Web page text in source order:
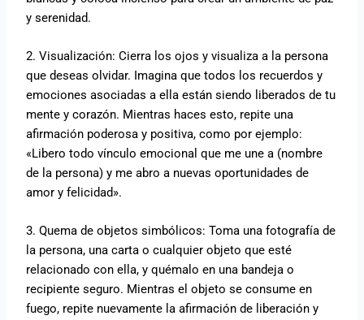
y serenidad.
2. Visualización: Cierra los ojos y visualiza a la persona
que deseas olvidar. Imagina que todos los recuerdos y
emociones asociadas a ella están siendo liberados de tu
mente y corazón. Mientras haces esto, repite una
afirmación poderosa y positiva, como por ejemplo:
«Libero todo vínculo emocional que me une a (nombre
de la persona) y me abro a nuevas oportunidades de
amor y felicidad».
3. Quema de objetos simbólicos: Toma una fotografía de
la persona, una carta o cualquier objeto que esté
relacionado con ella, y quémalo en una bandeja o
recipiente seguro. Mientras el objeto se consume en
fuego, repite nuevamente la afirmación de liberación y